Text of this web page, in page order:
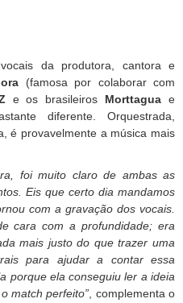
da produtora, cantora e
(famosa por colaborar com
e os brasileiros Morttagua e
diferente. Orquestrada,
é provavelmente a música mais
foi muito claro de ambas as
Eis que certo dia mandamos
com a gravação dos vocais.
cara com a profundidade; era
mais justo do que trazer uma
para ajudar a contar essa
porque ela conseguiu ler a ideia
match perfeito” , complementa o